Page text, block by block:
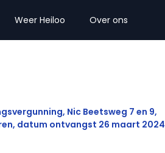
Weer Heiloo Over ons
Nic Beetsweg 7 en 9,
datum ontvangst 26 maart 2024